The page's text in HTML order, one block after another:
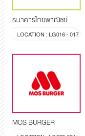
ธนาคารไทยพาณิชย์
LOCATION : LG016 - 017
MOS BURGER